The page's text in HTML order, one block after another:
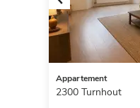
Previous
Appartement
2300 Turnhout